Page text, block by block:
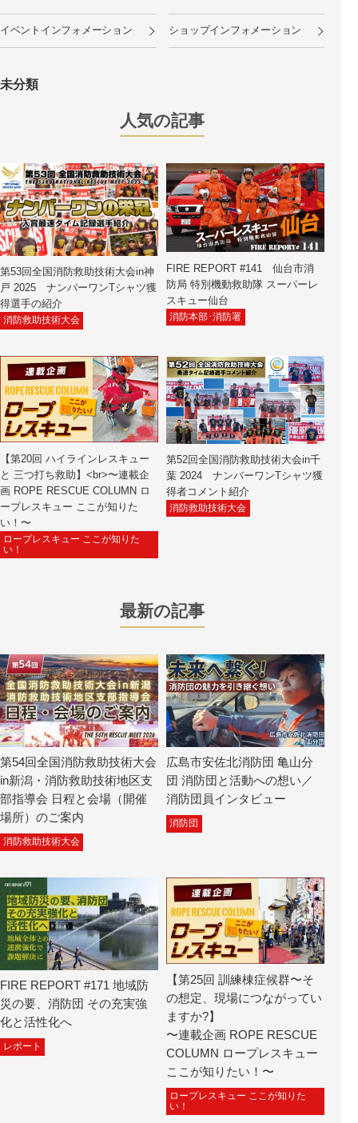
イベントインフォメーション ショップインフォメーション
未分類
人気の記事
第53回全国消防救助技術大会in神
戸 2025 ナンバーワンTシャツ獲
得選手の紹介
消防救助技術大会
FIRE REPORT #141 仙台市消
防局 特別機動救助隊 スーパーレ
スキュー仙台
消防本部･消防署
【第20回 ハイラインレスキュー
と 三つ打ち救助】<br>〜連載企
画 ROPE RESCUE COLUMN ロ
ープレスキュー ここが知りた
い！〜
ロープレスキュー ここが知りた
い！
第52回全国消防救助技術大会in千
葉 2024 ナンバーワンTシャツ獲
得者コメント紹介
消防救助技術大会
最新の記事
第54回全国消防救助技術大会
in新潟・消防救助技術地区支
部指導会 日程と会場（開催
場所）のご案内
消防救助技術大会
広島市安佐北消防団 亀山分
団 消防団と活動への想い／
消防団員インタビュー
消防団
FIRE REPORT #171 地域防
災の要、消防団 その充実強
化と活性化へ
レポート
【第25回 訓練棟症候群〜そ
の想定、現場につながってい
ますか?】
〜連載企画 ROPE RESCUE
COLUMN ロープレスキュー
ここが知りたい！〜
ロープレスキュー ここが知りた
い！